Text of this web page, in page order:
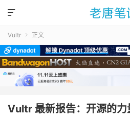

Vultr  正文
Vultr 最新报告：开源的